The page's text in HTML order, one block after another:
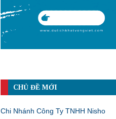
CHỦ ĐỀ MỚI
Chi Nhánh Công Ty TNHH Nisho